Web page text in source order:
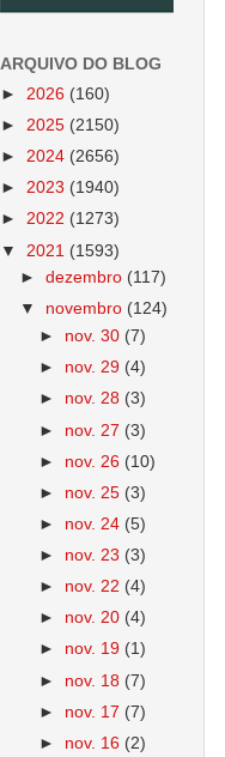
ARQUIVO DO BLOG
► 2026 (160)
► 2025 (2150)
► 2024 (2656)
► 2023 (1940)
► 2022 (1273)
▼ 2021 (1593)
►dezembro (117)
▼ novembro (124)
► nov. 30 (7)
► nov. 29 (4)
► nov. 28 (3)
► nov. 27 (3)
► nov. 26 (10)
► nov. 25 (3)
► nov. 24 (5)
► nov. 23 (3)
► nov. 22 (4)
► nov. 20 (4)
► nov. 19 (1)
► nov. 18 (7)
► nov. 17 (7)
► nov. 16 (2)